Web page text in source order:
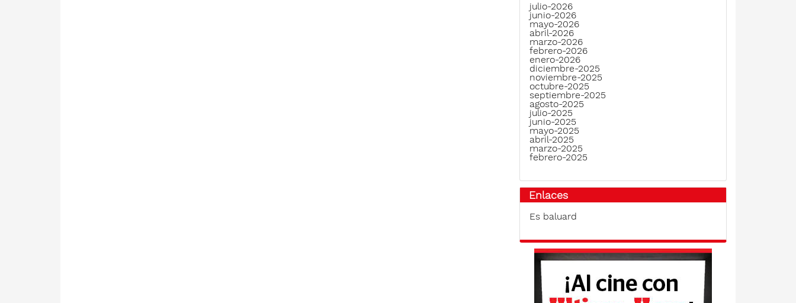
julio-2026
junio-2026
mayo-2026
abril-2026
marzo-2026
febrero-2026
enero-2026
diciembre-2025
noviembre-2025
octubre-2025
septiembre-2025
agosto-2025
julio-2025
junio-2025
mayo-2025
abril-2025
marzo-2025
febrero-2025
Enlaces
Es baluard